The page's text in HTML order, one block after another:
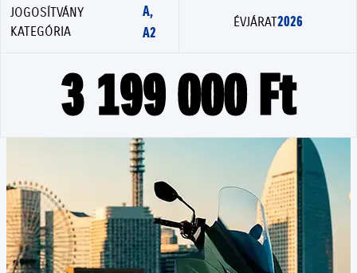
JOGOSÍTVÁNY
KATEGÓRIA
A,
A2
ÉVJÁRAT2026
3 199 000 Ft